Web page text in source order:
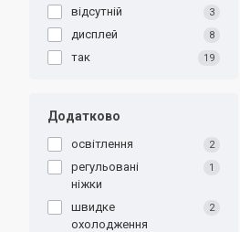
відсутній 3
дисплей 8
так 19
Додатково
освітлення 2
регульовані
ніжки
1
швидке
охолодження
2